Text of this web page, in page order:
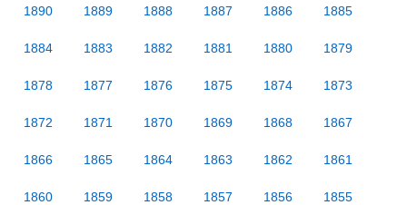
1890 1889 1888 1887 1886 1885
1884 1883 1882 1881 1880 1879
1878 1877 1876 1875 1874 1873
1872 1871 1870 1869 1868 1867
1866 1865 1864 1863 1862 1861
1860 1859 1858 1857 1856 1855